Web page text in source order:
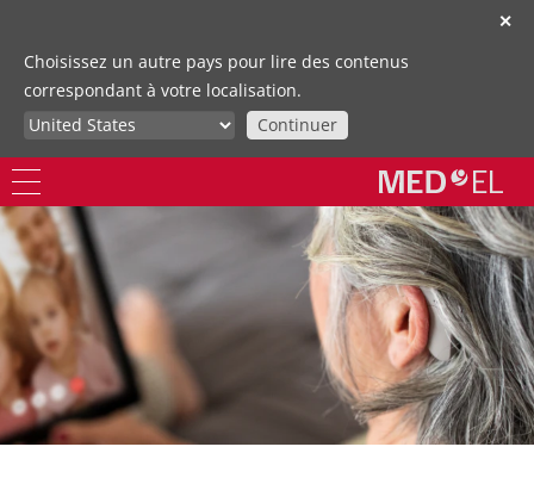
✕
Choisissez un autre pays pour lire des contenus
correspondant à votre localisation.
Continuer